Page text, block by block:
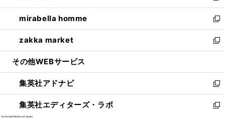
開
く
ウ
で
開
く
ン
ド
ウ
で
開
ウ
ィ
ン
ド
ウ
開
く
し
い
ウ
ィ
ン
ウ
で
開
く
mirabella homme
新
し
い
ウ
ン
ド
ウ
で
zakka market
新
し
ウ
ィ
ン
ド
その他WEBサービス
集英社アドナビ
新
し
い
集英社エディターズ・ラボ
新